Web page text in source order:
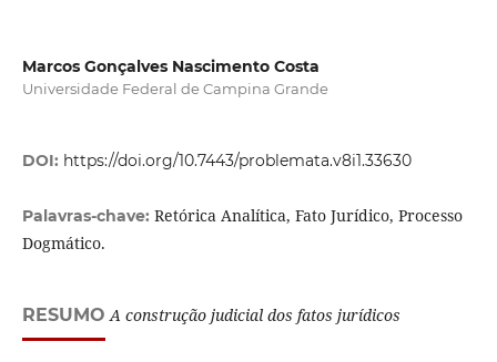
Marcos Gonçalves Nascimento Costa
Universidade Federal de Campina Grande
DOI: https://doi.org/10.7443/problemata.v8i1.33630
Palavras-chave: Retórica Analítica, Fato Jurídico, Processo
Dogmático.
RESUMO A construção judicial dos fatos jurídicos